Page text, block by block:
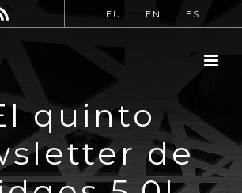
EU EN ES
quinto
de